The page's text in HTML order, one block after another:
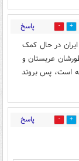
26 پاسخ
در حال کمک
عربستان و
است، پس بروند
15 پاسخ